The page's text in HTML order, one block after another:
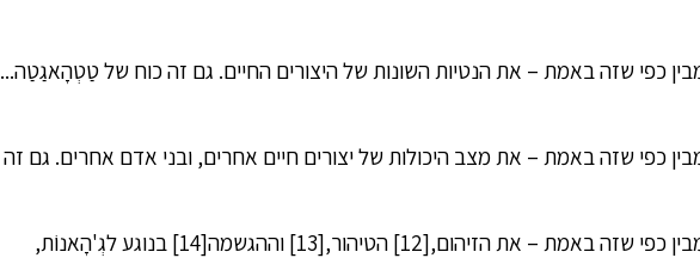
מבין כפי שזה באמת – את הנטיות השונות של היצורים החיים. גם זה כוח של טַטְהָאגַטַה...
מבין כפי שזה באמת – את מצב היכולות של יצורים חיים אחרים, ובני אדם אחרים. גם זה
16. (7) בנוסף, הטַטְהָאגַטַה מבין כפי שזה באמת – את הזיהום,[12] הטיהור,[13] וההגשמה[14] בנוגע לגְ'הָאנוֹת,